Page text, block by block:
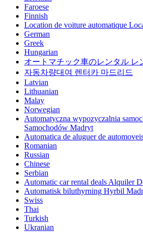
Faroese
Finnish
Location de voiture automatique
German
Greek
Hungarian
オートマチック車のレンタル レ
자동차량대여 렌터카 마드리드
Latvian
Lithuanian
Malay
Norwegian
Automatyczna wypozyczalnia
Samochodów Madryt
Automatica de aluguer de
Romanian
Russian
Chinese
Serbian
Automatic car rental deals Alquiler
Automatisk biluthyrning Hyrbil
Swiss
Thai
Turkish
Ukranian